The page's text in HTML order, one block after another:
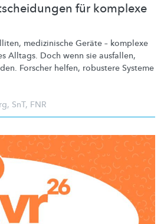
für komplexe
medizinische Geräte – komplexe
Alltags. Doch wenn sie ausfallen,
Forscher helfen, robustere Systeme
, SnT, FNR